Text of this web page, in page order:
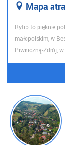
Mapa
Rytro to pięknie
małopolskim, w
Piwniczną-Zdrój,